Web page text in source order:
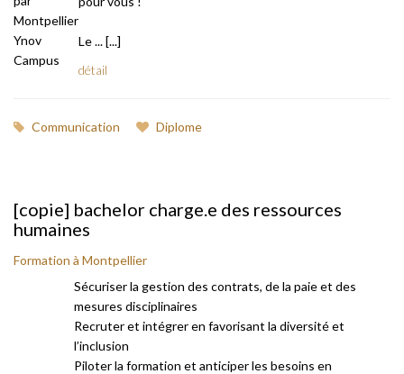
Le ... [...]
détail
Communication Diplome
[copie] bachelor charge.e des ressources
humaines
Formation à Montpellier
Sécuriser la gestion des contrats, de la paie et des
mesures disciplinaires
Recruter et intégrer en favorisant la diversité et
l’inclusion
Piloter la formation et anticiper les besoins en